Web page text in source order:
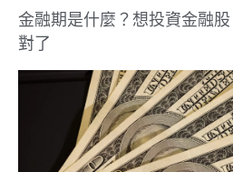
金融期是什麼？想投資金融
對了